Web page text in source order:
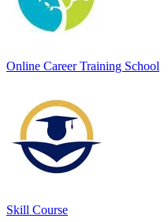
Online Career Training School
Skill Course